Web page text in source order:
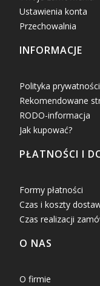
Ustawienia konta
Przechowalnia
INFORMACJE
Polityka prywatności
Rekomendowane
RODO-informacja
Jak kupować?
PŁATNOŚCI I
Formy płatności
Czas i koszty
Czas realizacji
O NAS
O firmie